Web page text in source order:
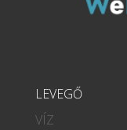
LEVEGŐ
VÍZ